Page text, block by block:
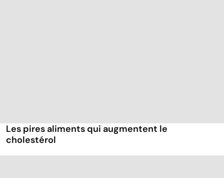
Les pires aliments qui augmentent le
cholestérol